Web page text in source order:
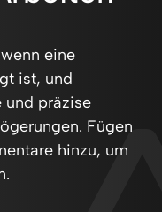
eine
ist, und
und präzise
Fügen
hinzu, um